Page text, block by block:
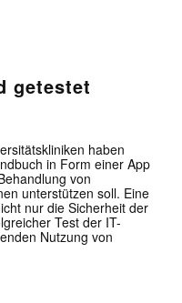
getestet
haben
in Form einer App
von
unterstützen soll. Eine
nur die Sicherheit der
Test der IT-
Nutzung von